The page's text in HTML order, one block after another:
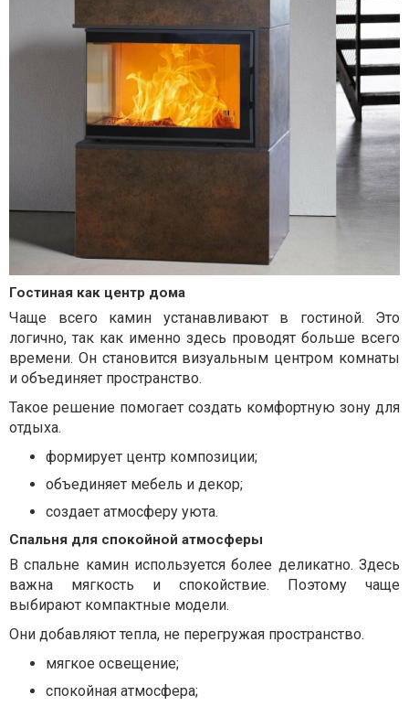
Гостиная как центр дома
Чаще всего камин устанавливают в гостиной. Это
логично, так как именно здесь проводят больше всего
времени. Он становится визуальным центром комнаты
и объединяет пространство.
Такое решение помогает создать комфортную зону для
отдыха.
формирует центр композиции;
объединяет мебель и декор;
создает атмосферу уюта.
Спальня для спокойной атмосферы
В спальне камин используется более деликатно. Здесь
важна мягкость и спокойствие. Поэтому чаще
выбирают компактные модели.
Они добавляют тепла, не перегружая пространство.
мягкое освещение;
спокойная атмосфера;